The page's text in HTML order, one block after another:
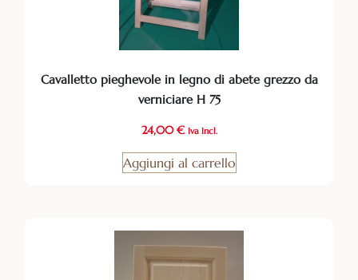
Cavalletto pieghevole in legno di abete grezzo da
verniciare H 75
24,00€ Iva Incl.
Aggiungi al carrello